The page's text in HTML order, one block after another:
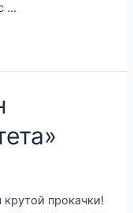
…
прокачки!